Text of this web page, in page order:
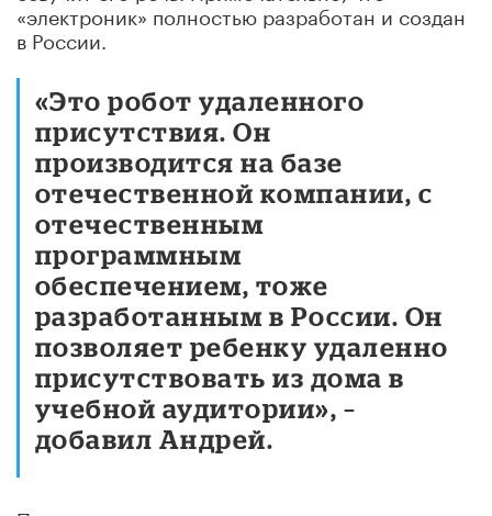
«электроник» полностью разработан и создан
в России.
«Это робот удаленного
присутствия. Он
производится на базе
отечественной компании, с
отечественным
программным
обеспечением, тоже
разработанным в России. Он
позволяет ребенку удаленно
присутствовать из дома в
учебной аудитории», –
добавил Андрей.